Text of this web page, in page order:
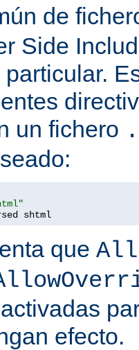
de
Side
un fichero
shtml
que
efecto.